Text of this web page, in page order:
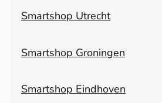
Smartshop Utrecht
Smartshop Groningen
Smartshop Eindhoven